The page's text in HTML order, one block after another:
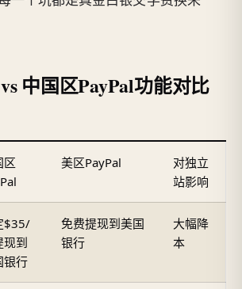
中国区PayPal功能对比
区
美区PayPal
对独立
站影响
$35/
现到
银行
免费提现到美国
银行
大幅降
本